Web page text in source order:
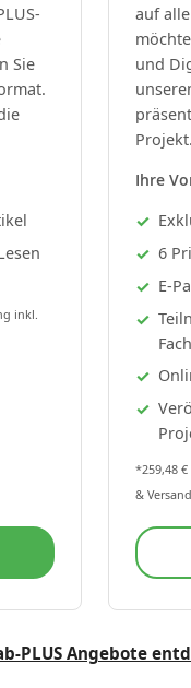
Sie
inkl.
auf
und
Projekt.
Ihre
6
E-
*259,48
& Versand
PLUS Angebote